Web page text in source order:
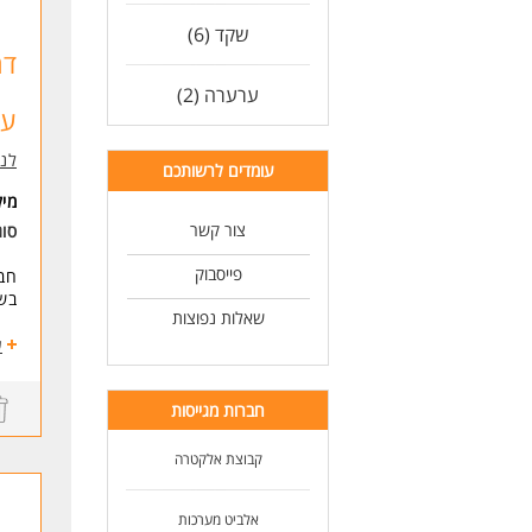
שקד (6)
ערערה (2)
עומדים לרשותכם
צור קשר
פייסבוק
שאלות נפוצות
חברות מגייסות
קבוצת אלקטרה
אלביט מערכות
-
-